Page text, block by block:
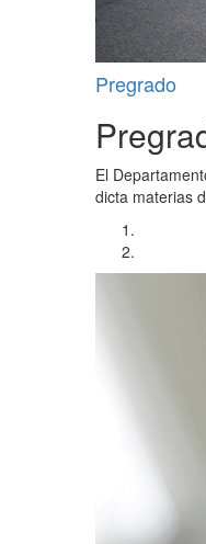
Pregrado
El
dicta materias